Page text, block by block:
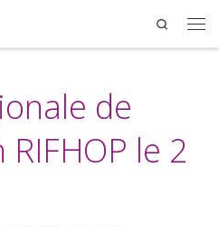
Search
de
RIFHOP le 2